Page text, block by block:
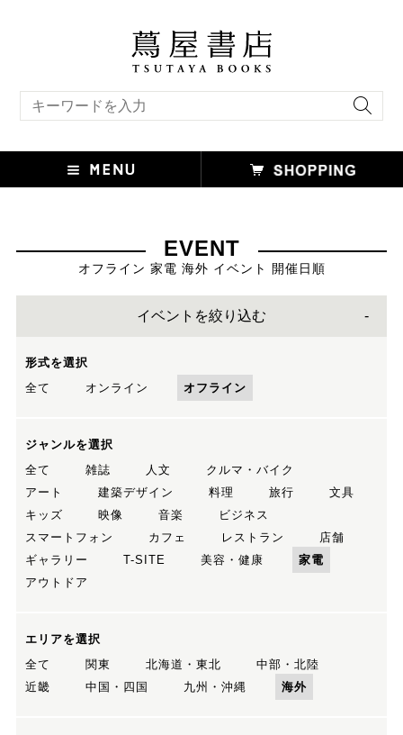
EVENT
オフライン 家電 海外 イベント 開催日順
イベントを絞り込む
形式を選択
全て
オンライン オフライン
ジャンルを選択
全て
雑誌 人文
クルマ・バイク
アート
建築デザイン 料理 旅行
文具
キッズ
映像 音楽
ビジネス
スマートフォン
カフェ レストラン
店舗
ギャラリー
T-SITE 美容・健康
家電
アウトドア
エリアを選択
全て
関東 北海道・東北
中部・北陸
近畿
中国・四国 九州・沖縄 海外